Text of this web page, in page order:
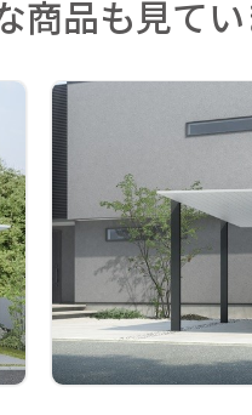
商品も見て